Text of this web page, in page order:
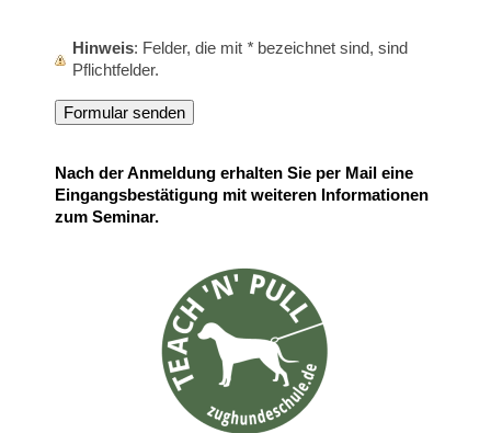
Hinweis : Felder, die mit * bezeichnet sind, sind
Pflichtfelder.
Nach der Anmeldung erhalten Sie per Mail eine
Eingangsbestätigung mit weiteren Informationen
zum Seminar.